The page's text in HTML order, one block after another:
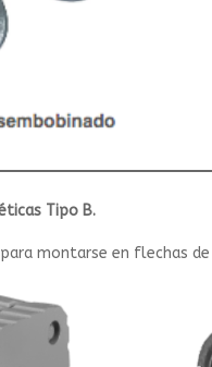
Tipo B.
montarse en flechas de